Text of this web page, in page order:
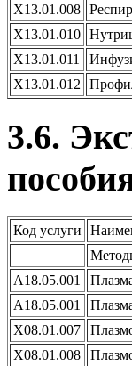
X13.01.008
X13.01.010
X13.01.011
X13.01.012
3.6.
Код услуги
А18.05.001
А18.05.001
X08.01.007
X08.01.008